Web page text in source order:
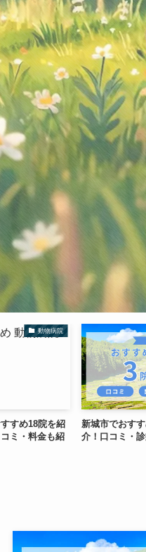
病院
紹
紹
新城市でおすすめの動物病
介！口コミ・診療時間・料